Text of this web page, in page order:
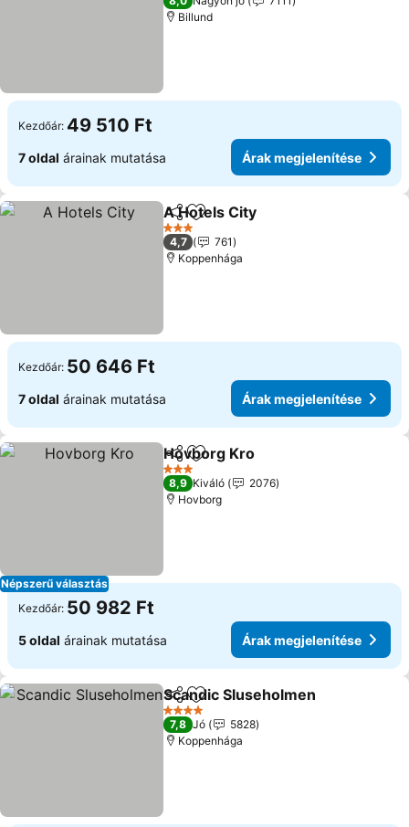
Billund
Kezdőár: 49 510 Ft
7 oldal árainak mutatása Árak megjelenítése
Megosztás
Hozzáadás a kedvencekhez
A Hotels City
3 Kategória
4,7
761
Koppenhága
Kezdőár: 50 646 Ft
7 oldal árainak mutatása Árak megjelenítése
Népszerű választás
Megosztás
Hozzáadás a kedvencekhez
Hovborg Kro
3 Kategória
8,9 Kiváló
2076
Hovborg
Kezdőár: 50 982 Ft
5 oldal árainak mutatása Árak megjelenítése
Megosztás
Hozzáadás a kedvencekhez
Scandic Sluseholmen
4 Kategória
7,8 Jó
5828
Koppenhága